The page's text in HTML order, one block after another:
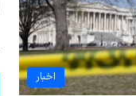
اخبار